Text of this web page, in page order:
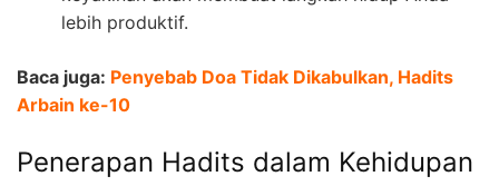
lebih produktif.
Baca juga: Penyebab Doa Tidak Dikabulkan, Hadits
Arbain ke-10
Penerapan Hadits dalam Kehidupan